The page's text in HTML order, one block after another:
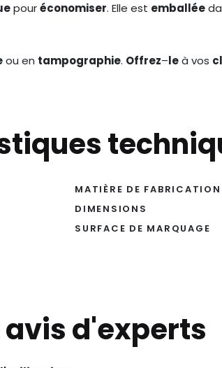
pouréconomiser. Elle est emballée
ou en tampographie. Offrez–leà vos
MATIÈRE DE FABRICATION
DIMENSIONS
SURFACE DE MARQUAGE
avis d'experts